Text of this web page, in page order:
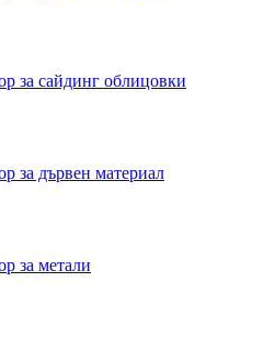
за сайдинг облицовки
за дървен материал
за метали